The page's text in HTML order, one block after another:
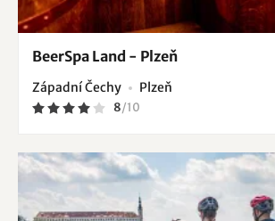
BeerSpa Land - Plzeň
Západní Čechy Plzeň
8/10